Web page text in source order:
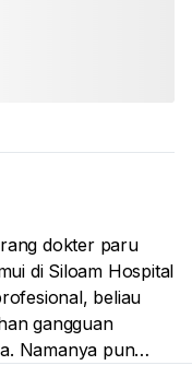
dokter paru
di Siloam Hospital
beliau
gangguan
Namanya pun